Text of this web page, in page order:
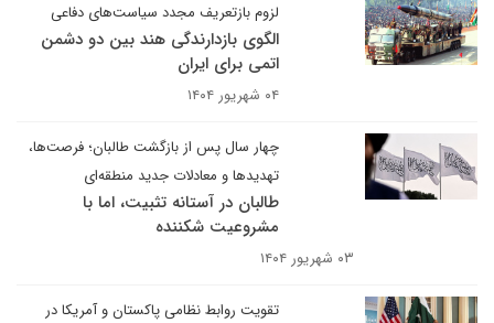
لزوم بازتعریف مجدد سیاست‌های دفاعی
الگوی بازدارندگی هند بین دو دشمن
اتمی برای ایران
۰۴ شهریور ۱۴۰۴
چهار سال پس از بازگشت طالبان؛ فرصت‌ها،
تهدیدها و معادلات جدید منطقه‌ای
طالبان در آستانه تثبیت، اما با
مشروعیت شکننده
۰۳ شهریور ۱۴۰۴
تقویت روابط نظامی پاکستان و آمریکا در